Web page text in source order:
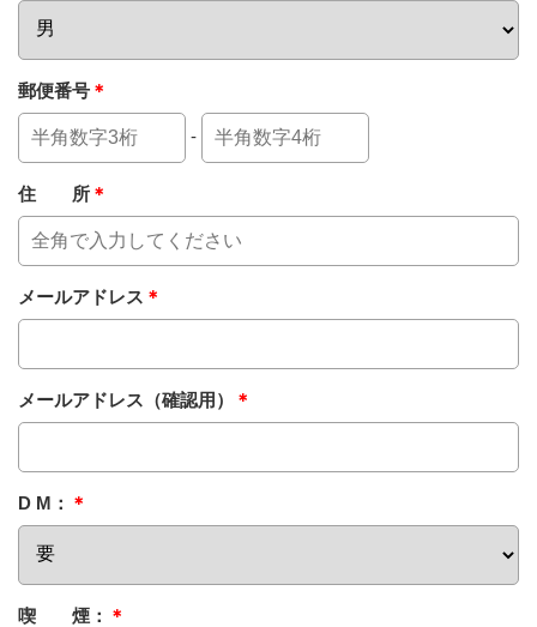
郵便番号 ＊
-
住 所 ＊
メールアドレス ＊
メールアドレス（確認用） ＊
D M： ＊
喫 煙： ＊